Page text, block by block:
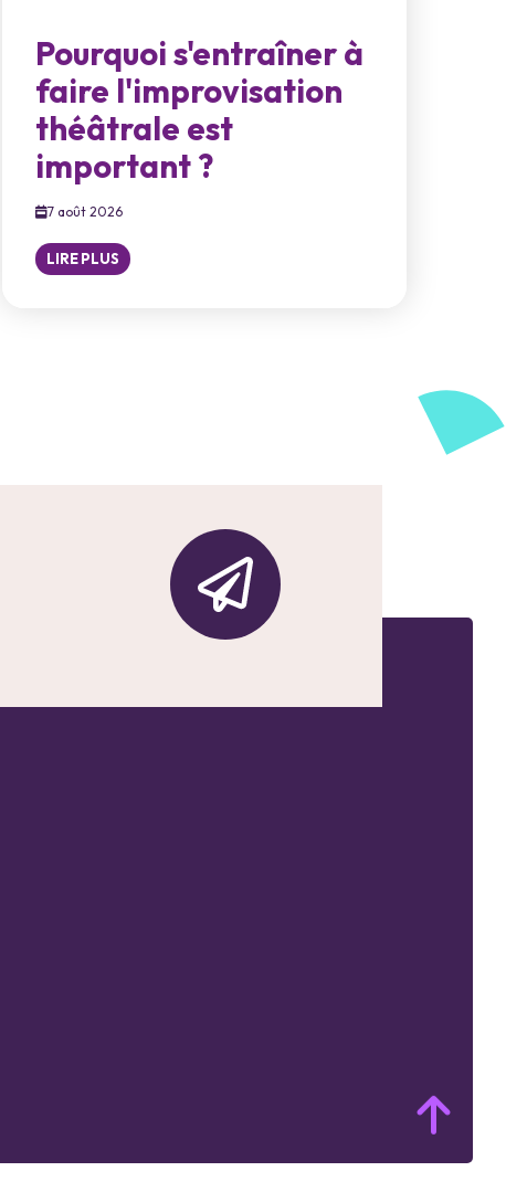
Pourquoi s'entraîner à
faire l'improvisation
théâtrale est
important ?
7 août 2026
LIRE PLUS